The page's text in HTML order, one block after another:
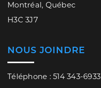
Montréal, Québec
H3C 3J7
NOUS JOINDRE
Téléphone : 514 343-6933